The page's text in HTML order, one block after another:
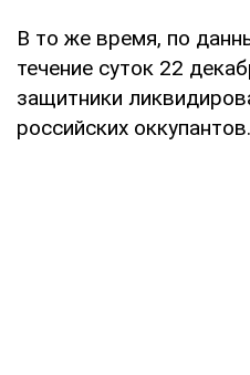
В то же время, по
течение суток 22
защитники
российских оккупантов.